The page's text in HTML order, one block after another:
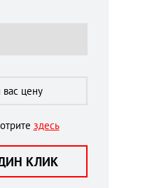
цену
здесь
КЛИК